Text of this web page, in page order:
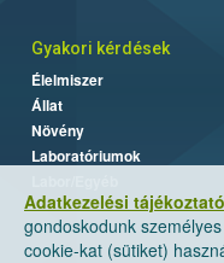
Adatkezelési
gondoskodunk
cookie-kat (sütiket)
Gyakori kérdések
Élelmiszer
Állat
Növény
Laboratóriumok